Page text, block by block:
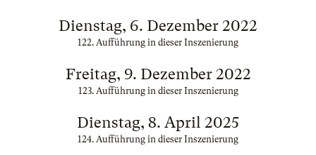
Dienstag, 6. Dezember 2022
122. Aufführung in dieser Inszenierung
Freitag, 9. Dezember 2022
123. Aufführung in dieser Inszenierung
Dienstag, 8. April 2025
124. Aufführung in dieser Inszenierung